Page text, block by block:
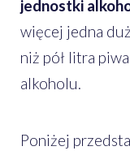
jednostki
więcej jedna
niż pół litra
alkoholu.
Poniżej